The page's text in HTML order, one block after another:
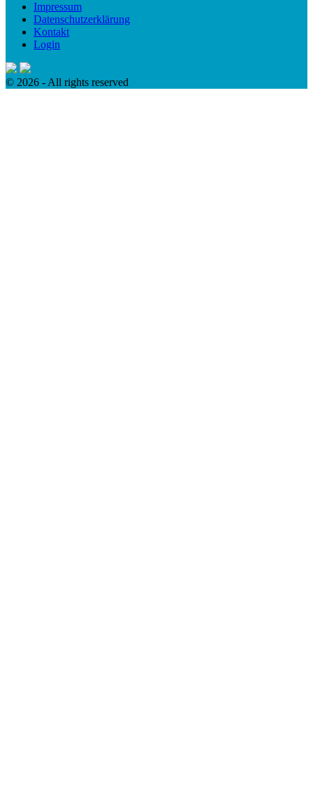
Impressum
Datenschutzerklärung
Kontakt
Login
© 2026 - All rights reserved